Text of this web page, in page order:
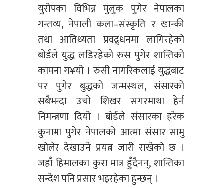
युरोपका विभिन्न मुलुक पुगेर नेपालका
गन्तव्य, नेपाली कला–संस्कृति र खान्की
तथा आतिथ्यता प्रवद्र्धनमा लागिरहेको
बोर्डले युद्ध लडिरहेको रुस पुगेर शान्तिको
कामना ग¥यो । रुसी नागरिकलाई युद्धबाट
पर पुगेर बुद्धको जन्मस्थल, संसारको
सबैभन्दा उचो शिखर सगरमाथा हेर्न
निमन्त्रणा दियो । बोर्डले संसारका हरेक
कुनामा पुगेर नेपालको आत्मा संसार सामु
खोलेर देखाउने प्रयत्न जारी राखेको छ ।
जहाँ हिमालका कुरा मात्र हुँदैनन्, शान्तिका
सन्देश पनि प्रसार भइरहेका हुन्छन् ।